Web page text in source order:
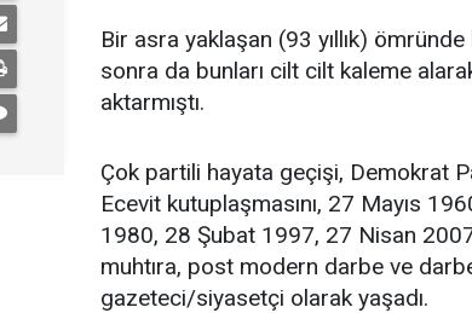
Bir asra yaklaşan (93 yıllık)
sonra da bunları cilt cilt kaleme
aktarmıştı.
Çok partili hayata geçişi, Demokrat
Ecevit kutuplaşmasını, 27 Mayıs
1980, 28 Şubat 1997, 27 Nisan
muhtıra, post modern darbe ve
gazeteci/siyasetçi olarak yaşadı.